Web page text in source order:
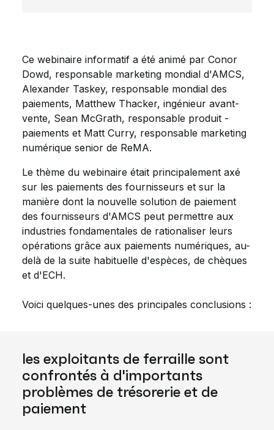
Ce webinaire informatif a été animé par Conor
Dowd, responsable marketing mondial d'AMCS,
Alexander Taskey, responsable mondial des
paiements, Matthew Thacker, ingénieur avant-
vente, Sean McGrath, responsable produit -
paiements et Matt Curry, responsable marketing
numérique senior de ReMA.
Le thème du webinaire était principalement axé
sur les paiements des fournisseurs et sur la
manière dont la nouvelle solution de paiement
des fournisseurs d'AMCS peut permettre aux
industries fondamentales de rationaliser leurs
opérations grâce aux paiements numériques, au-
delà de la suite habituelle d'espèces, de chèques
et d'ECH.
Voici quelques-unes des principales conclusions :
les exploitants de ferraille sont
confrontés à d'importants
problèmes de trésorerie et de
paiement